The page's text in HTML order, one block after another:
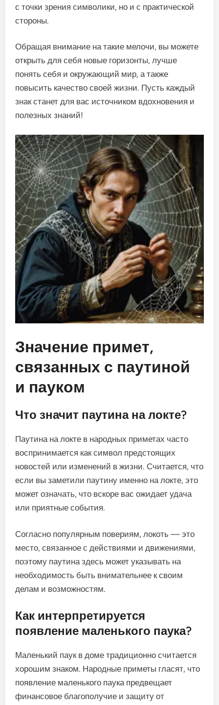
с точки зрения символики, но и с практической
стороны.
Обращая внимание на такие мелочи, вы можете
открыть для себя новые горизонты, лучше
понять себя и окружающий мир, а также
повысить качество своей жизни. Пусть каждый
знак станет для вас источником вдохновения и
полезных знаний!
Значение примет,
связанных с паутиной
и пауком
Что значит паутина на локте?
Паутина на локте в народных приметах часто
воспринимается как символ предстоящих
новостей или изменений в жизни. Считается, что
если вы заметили паутину именно на локте, это
может означать, что вскоре вас ожидает удача
или приятные события.
Согласно популярным повериям, локоть — это
место, связанное с действиями и движениями,
поэтому паутина здесь может указывать на
необходимость быть внимательнее к своим
делам и возможностям.
Как интерпретируется
появление маленького паука?
Маленький паук в доме традиционно считается
хорошим знаком. Народные приметы гласят, что
появление маленького паука предвещает
финансовое благополучие и защиту от